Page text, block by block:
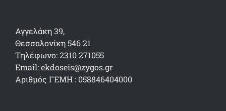
Αγγελάκη 39,
Θεσσαλονίκη 546 21
Τηλέφωνο: 2310 271055
Email: ekdoseis@zygos.gr
Αριθμός ΓΕΜΗ : 058846404000